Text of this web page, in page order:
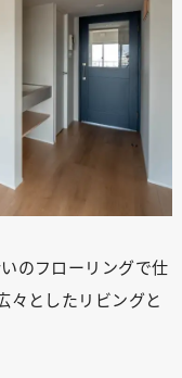
のフローリングで仕
々としたリビングと